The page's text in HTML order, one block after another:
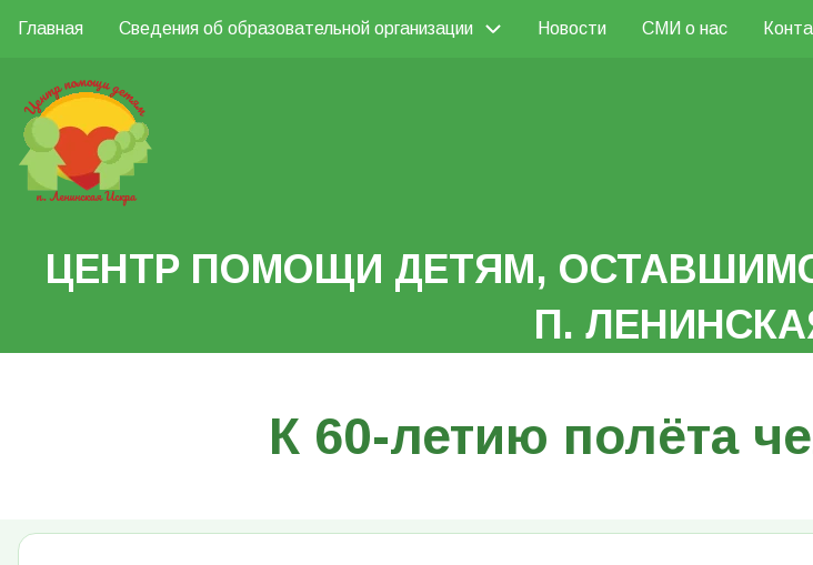
Перейти
основному
содержанию
Search
Основная
навигация
Главная Сведения об образовательной организации Новости СМИ о нас
ЦЕНТР ПОМОЩИ ДЕТЯМ,
П.
К 60-летию полёта